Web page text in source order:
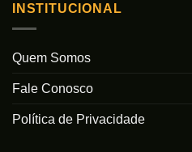
INSTITUCIONAL
Quem Somos
Fale Conosco
Política de Privacidade